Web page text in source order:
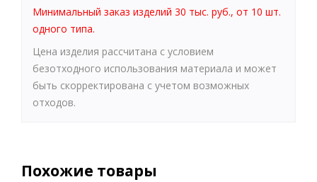
Минимальный заказ изделий 30 тыс. руб., от 10 шт.
одного типа.
Цена изделия рассчитана с условием
безотходного использования материала и может
быть скорректирована с учетом возможных
отходов.
Похожие товары